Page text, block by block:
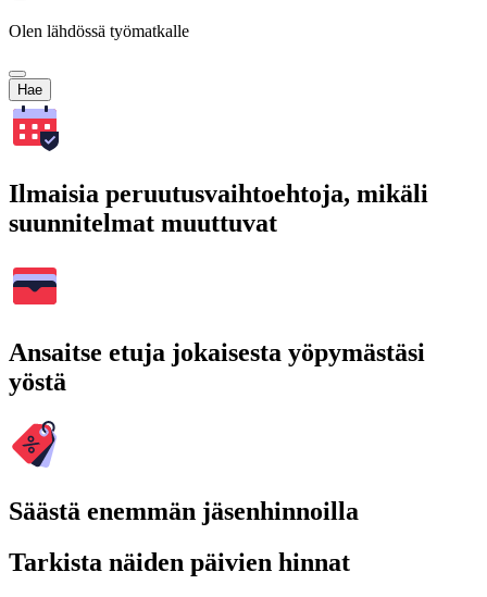
Olen lähdössä työmatkalle
Hae
Ilmaisia peruutusvaihtoehtoja, mikäli
suunnitelmat muuttuvat
Ansaitse etuja jokaisesta yöpymästäsi
yöstä
Säästä enemmän jäsenhinnoilla
Tarkista näiden päivien hinnat